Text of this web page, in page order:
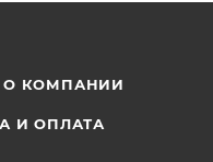
О КОМПАНИИ
И ОПЛАТА